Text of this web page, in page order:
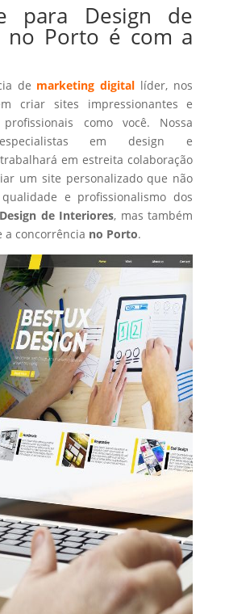
para Design de
no Porto é com a
de marketing digital líder, nos
criar sites impressionantes e
como você. Nossa
em design e
em estreita colaboração
um site personalizado que não
e profissionalismo dos
Design de Interiores, mas também
a concorrência no Porto.